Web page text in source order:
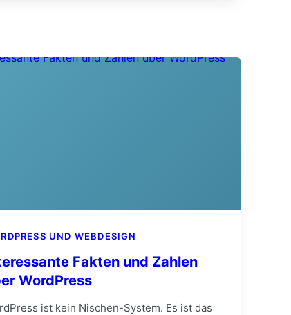
UND WEBDESIGN
Fakten und Zahlen
WordPress
ist kein Nischen-System. Es ist das